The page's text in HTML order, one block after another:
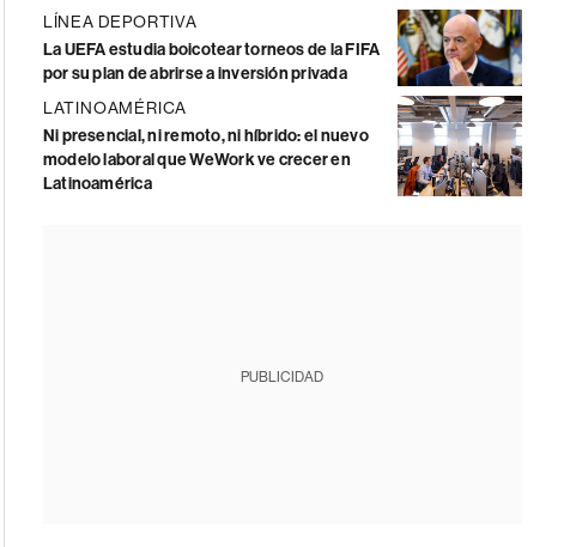
LÍNEA DEPORTIVA
La UEFA estudia boicotear torneos de la FIFA
por su plan de abrirse a inversión privada
LATINOAMÉRICA
Ni presencial, ni remoto, ni híbrido: el nuevo
modelo laboral que WeWork ve crecer en
Latinoamérica
PUBLICIDAD